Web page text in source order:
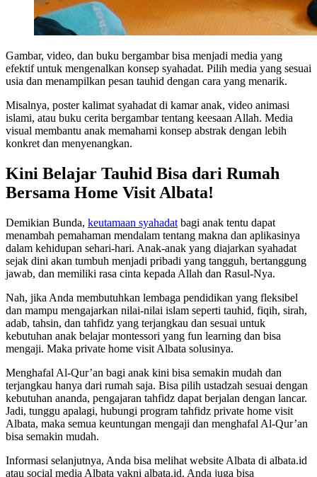
Gambar, video, dan buku bergambar bisa menjadi media yang
efektif untuk mengenalkan konsep syahadat. Pilih media yang sesuai
usia dan menampilkan pesan tauhid dengan cara yang menarik.
Misalnya, poster kalimat syahadat di kamar anak, video animasi
islami, atau buku cerita bergambar tentang keesaan Allah. Media
visual membantu anak memahami konsep abstrak dengan lebih
konkret dan menyenangkan.
Kini Belajar Tauhid Bisa dari Rumah
Bersama Home Visit Albata!
Demikian Bunda, keutamaan syahadat bagi anak tentu dapat
menambah pemahaman mendalam tentang makna dan aplikasinya
dalam kehidupan sehari-hari. Anak-anak yang diajarkan syahadat
sejak dini akan tumbuh menjadi pribadi yang tangguh, bertanggung
jawab, dan memiliki rasa cinta kepada Allah dan Rasul-Nya.
Nah, jika Anda membutuhkan lembaga pendidikan yang fleksibel
dan mampu mengajarkan nilai-nilai islam seperti tauhid, fiqih, sirah,
adab, tahsin, dan tahfidz yang terjangkau dan sesuai untuk
kebutuhan anak belajar montessori yang fun learning dan bisa
mengaji. Maka private home visit Albata solusinya.
Menghafal Al-Qur’an bagi anak kini bisa semakin mudah dan
terjangkau hanya dari rumah saja. Bisa pilih ustadzah sesuai dengan
kebutuhan ananda, pengajaran tahfidz dapat berjalan dengan lancar.
Jadi, tunggu apalagi, hubungi program tahfidz private home visit
Albata, maka semua keuntungan mengaji dan menghafal Al-Qur’an
bisa semakin mudah.
Informasi selanjutnya, Anda bisa melihat website Albata di albata.id
atau social media Albata yakni albata.id. Anda juga bisa